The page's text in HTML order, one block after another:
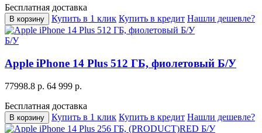
Бесплатная доставка
В корзину Купить в 1 клик Купить в кредит Нашли дешевле?
Б/У
Apple iPhone 14 Plus 512 ГБ, фиолетовый Б/У
77998.8 р. 64 999 р.
Бесплатная доставка
В корзину Купить в 1 клик Купить в кредит Нашли дешевле?